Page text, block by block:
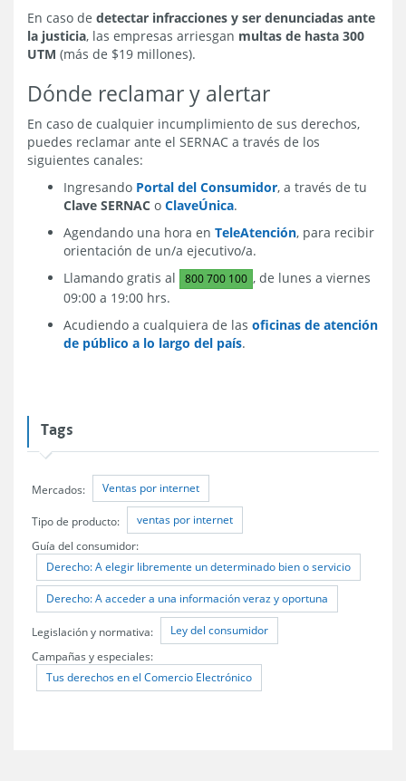
En caso de detectar infracciones y ser denunciadas ante
la justicia, las empresas arriesgan multas de hasta 300
UTM (más de $19 millones).
Dónde reclamar y alertar
En caso de cualquier incumplimiento de sus derechos,
puedes reclamar ante el SERNAC a través de los
siguientes canales:
Ingresando Portal del Consumidor, a través de tu
Clave SERNAC o ClaveÚnica.
Agendando una hora en TeleAtención, para recibir
orientación de un/a ejecutivo/a.
Llamando gratis al
800 700 100 , de lunes a viernes
09:00 a 19:00 hrs.
Acudiendo a cualquiera de las oficinas de atención
de público a lo largo del país.
Tags
Mercados: Ventas por internet
Tipo de producto: ventas por internet
Guía del consumidor:
Derecho: A elegir libremente un determinado bien o servicio
Derecho: A acceder a una información veraz y oportuna
Legislación y normativa: Ley del consumidor
Campañas y especiales:
Tus derechos en el Comercio Electrónico